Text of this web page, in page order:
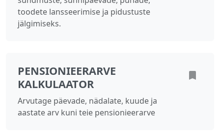
toodete lansseerimise ja pidustuste
jälgimiseks.
PENSIONIEERARVE
KALKULAATOR
Arvutage päevade, nädalate, kuude ja
aastate arv kuni teie pensionieerarve